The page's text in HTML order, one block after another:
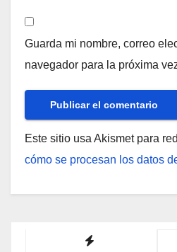
Guarda mi nombre, correo
navegador para la próxima
Este sitio usa Akismet para
cómo se procesan los datos